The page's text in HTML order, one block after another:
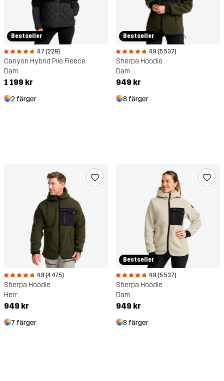
Bestseller
4.7 (229)
Canyon Hybrid Pile Fleece
Dam
1 199 kr
2 färger
Bestseller
4.8 (5 537)
Sherpa Hoodie
Dam
949 kr
8 färger
4.8 (4 475)
Sherpa Hoodie
Herr
949 kr
7 färger
Bestseller
4.8 (5 537)
Sherpa Hoodie
Dam
949 kr
8 färger